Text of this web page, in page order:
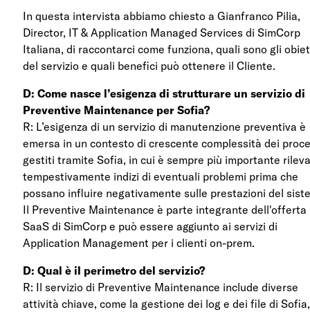
In questa intervista abbiamo chiesto a Gianfranco Pilia,
Director, IT & Application Managed Services di SimCorp
Italiana, di raccontarci come funziona, quali sono gli
del servizio e quali benefici può ottenere il Cliente.
D: Come nasce l’esigenza di strutturare un servizio di
Preventive Maintenance per Sofia?
R: L’esigenza di un servizio di manutenzione preventiva è
emersa in un contesto di crescente complessità dei
gestiti tramite Sofia, in cui è sempre più importante
tempestivamente indizi di eventuali problemi prima che
possano influire negativamente sulle prestazioni del
Il Preventive Maintenance è parte integrante dell'offerta
SaaS di SimCorp e può essere aggiunto ai servizi di
Application Management per i clienti on-prem.
D: Qual è il perimetro del servizio?
R: Il servizio di Preventive Maintenance include diverse
attività chiave, come la gestione dei log e dei file di